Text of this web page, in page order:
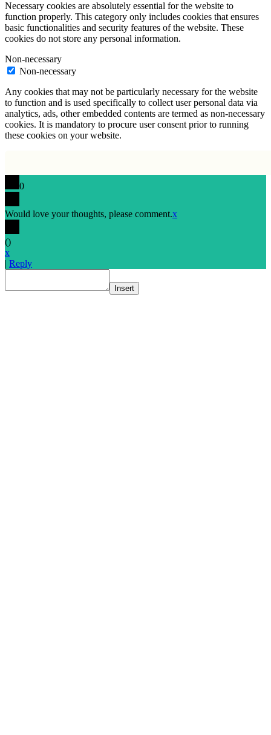
Necessary cookies are absolutely essential for the website to
function properly. This category only includes cookies that ensures
basic functionalities and security features of the website. These
cookies do not store any personal information.
Non-necessary
Non-necessary
Any cookies that may not be particularly necessary for the website
to function and is used specifically to collect user personal data via
analytics, ads, other embedded contents are termed as non-necessary
cookies. It is mandatory to procure user consent prior to running
these cookies on your website.
0
Would love your thoughts, please comment.x
()
x
| Reply
Insert